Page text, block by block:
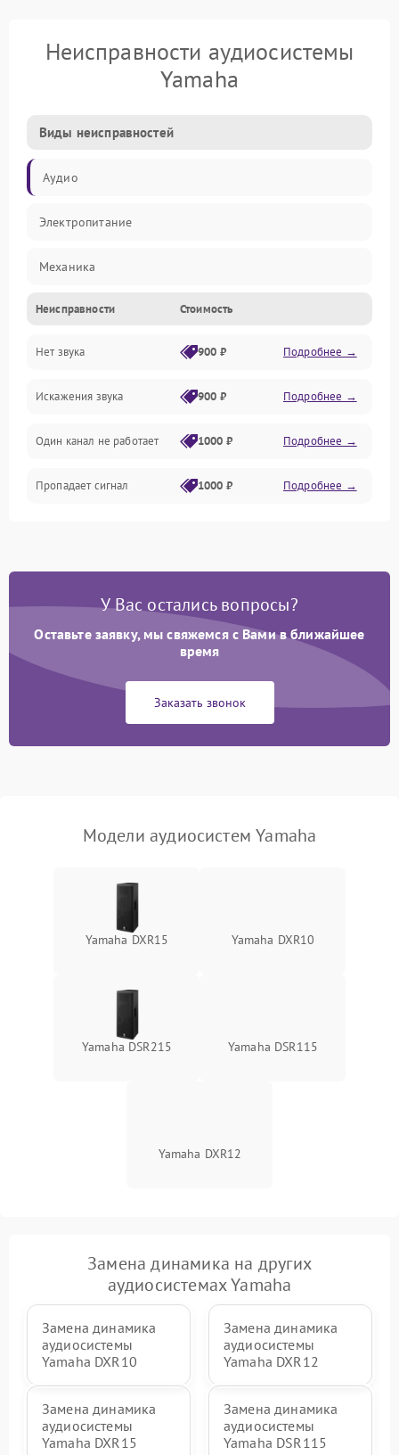
Неисправности аудиосистемы
Yamaha
Виды неисправностей
Аудио
Электропитание
Механика
Управление
Корпус/Герметичность
Электронные компоненты
Неисправности Стоимость
Нет звука 900 ₽ Подробнее →
Искажения звука 900 ₽ Подробнее →
Один канал не работает 1000 ₽ Подробнее →
Пропадает сигнал 1000 ₽ Подробнее →
У Вас остались вопросы?
Оставьте заявку, мы свяжемся с Вами в ближайшее
время
Заказать звонок
Модели аудиосистем Yamaha
Yamaha DXR15 Yamaha DXR10
Yamaha DSR215 Yamaha DSR115
Yamaha DXR12
Замена динамика на других
аудиосистемах Yamaha
Замена динамика
аудиосистемы
Yamaha DXR10
Замена динамика
аудиосистемы
Yamaha DXR12
Замена динамика
аудиосистемы
Yamaha DXR15
Замена динамика
аудиосистемы
Yamaha DSR115